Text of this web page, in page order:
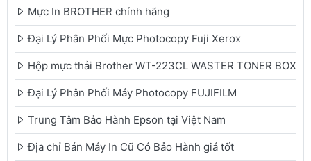
Mực In BROTHER chính hãng
Đại Lý Phân Phối Mực Photocopy Fuji Xerox
Hộp mực thải Brother WT-223CL WASTER TONER BOX
Đại Lý Phân Phối Máy Photocopy FUJIFILM
Trung Tâm Bảo Hành Epson tại Việt Nam
Địa chỉ Bán Máy In Cũ Có Bảo Hành giá tốt